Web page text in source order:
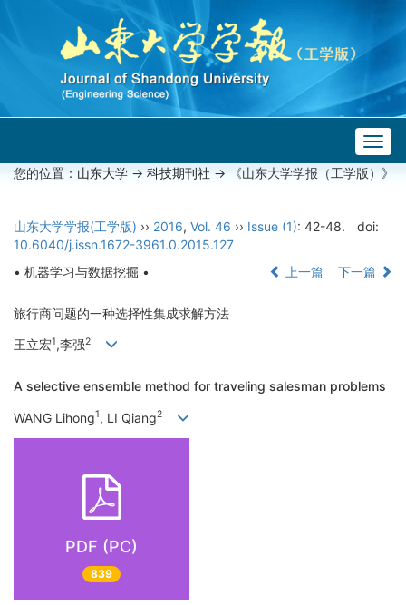
您的位置： 山东大学 -> 科技期刊社 -> 《山东大学学报（工学版）》
山东大学学报(工学版) ›› 2016, Vol. 46 ›› Issue (1): 42-48.
doi:
10.6040/j.issn.1672-3961.0.2015.127
• 机器学习与数据挖掘 •
上一篇 下一篇
旅行商问题的一种选择性集成求解方法
王立宏1,李强2
A selective ensemble method for traveling salesman problems
WANG Lihong1, LI Qiang2
PDF (PC)
839